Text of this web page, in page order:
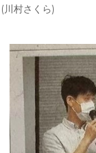
(川村さくら)